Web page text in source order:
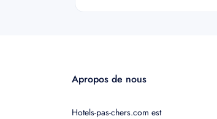
Apropos de nous
Hotels-pas-chers.com est